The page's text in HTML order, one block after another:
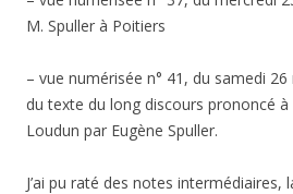
M. Spuller à Poitiers
– vue numérisée n° 41, du samedi
du texte du long discours prononcé à
Loudun par Eugène Spuller.
J’ai pu raté des notes intermédiaires,